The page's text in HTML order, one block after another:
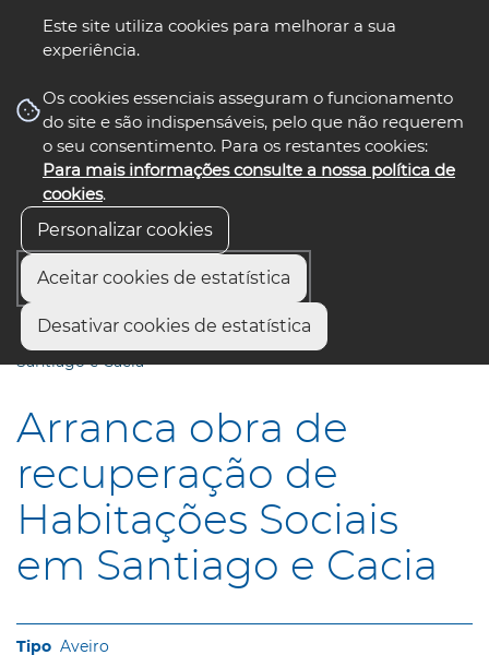
Este site utiliza cookies para melhorar a sua
experiência.
Os cookies essenciais asseguram o funcionamento
do site e são indispensáveis, pelo que não requerem
o seu consentimento. Para os restantes cookies:
Para mais informações consulte a nossa política de
cookies.
Personalizar cookies
Aceitar cookies de estatística
Desativar cookies de estatística
nos select language
Início
Arranca obra de recuperação de Habitações Sociais em
Santiago e Cacia
Arranca obra de
recuperação de
Habitações Sociais
em Santiago e Cacia
Aveiro